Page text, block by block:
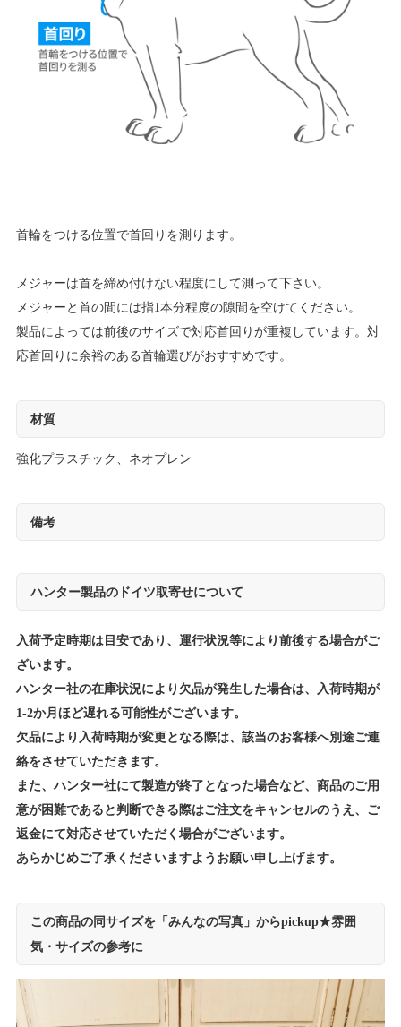
首輪をつける位置で首回りを測ります。
メジャーは首を締め付けない程度にして測って下さい。
メジャーと首の間には指1本分程度の隙間を空けてください。
製品によっては前後のサイズで対応首回りが重複しています。対
応首回りに余裕のある首輪選びがおすすめです。
材質
強化プラスチック、ネオプレン
備考
ハンター製品のドイツ取寄せについて
入荷予定時期は目安であり、運行状況等により前後する場合がご
ざいます。
ハンター社の在庫状況により欠品が発生した場合は、入荷時期が
1-2か月ほど遅れる可能性がございます。
欠品により入荷時期が変更となる際は、該当のお客様へ別途ご連
絡をさせていただきます。
また、ハンター社にて製造が終了となった場合など、商品のご用
意が困難であると判断できる際はご注文をキャンセルのうえ、ご
返金にて対応させていただく場合がございます。
あらかじめご了承くださいますようお願い申し上げます。
この商品の同サイズを「みんなの写真」からpickup★雰囲
気・サイズの参考に